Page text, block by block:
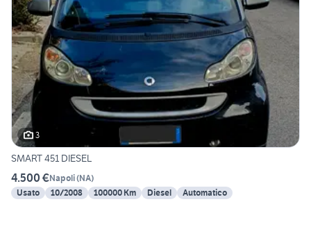
3
SMART 451 DIESEL
4.500 €Napoli(NA)
Usato
10/2008 100000 Km Diesel Automatico